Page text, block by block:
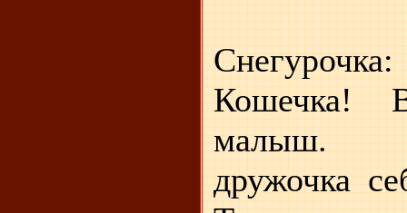
малыш.
дружочка